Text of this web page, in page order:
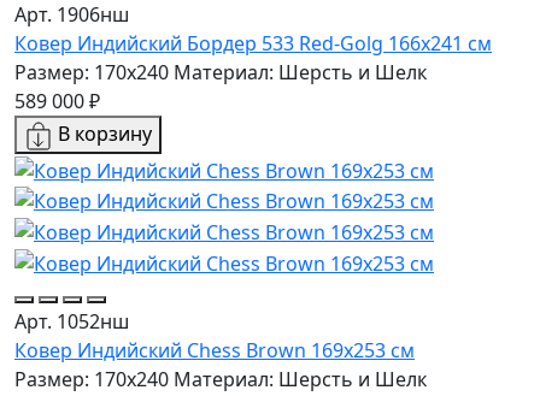
Арт. 1906нш
Ковер Индийский Бордер 533 Red-Golg 166x241 см
Размер: 170x240 Материал: Шерсть и Шелк
589 000 ₽
В корзину
Арт. 1052нш
Ковер Индийский Сhess Brown 169x253 см
Размер: 170x240 Материал: Шерсть и Шелк